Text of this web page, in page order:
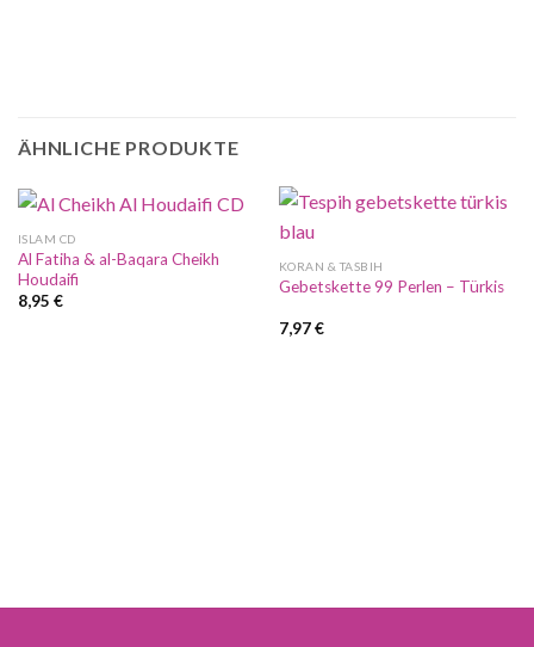
ÄHNLICHE PRODUKTE
ISLAM CD
Al Fatiha & al-Baqara Cheikh
Houdaifi
8,95 €
KORAN & TASBIH
Gebetskette 99 Perlen – Türkis
7,97€